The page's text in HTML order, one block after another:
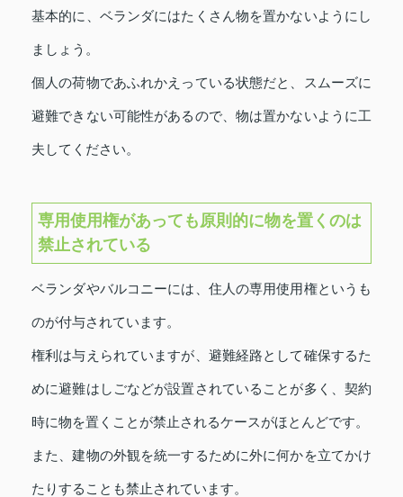
基本的に、ベランダにはたくさん物を置かないようにし
ましょう。
個人の荷物であふれかえっている状態だと、スムーズに
避難できない可能性があるので、物は置かないように工
夫してください。
専用使用権があっても原則的に物を置くのは
禁止されている
ベランダやバルコニーには、住人の専用使用権というも
のが付与されています。
権利は与えられていますが、避難経路として確保するた
めに避難はしごなどが設置されていることが多く、契約
時に物を置くことが禁止されるケースがほとんどです。
また、建物の外観を統一するために外に何かを立てかけ
たりすることも禁止されています。